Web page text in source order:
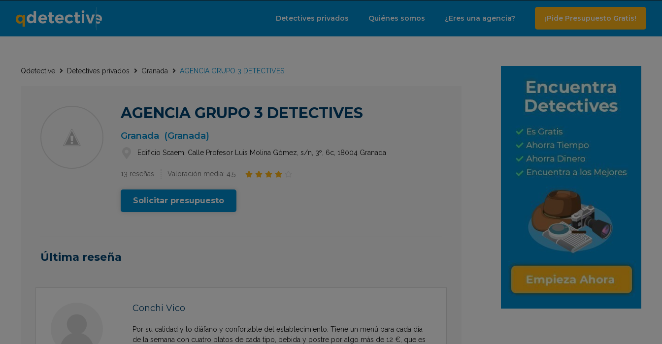
Detectives privados Quiénes somos ¿Eres una agencia? ¡Pide Presupuesto Gratis!
Qdetective Detectives privados Granada AGENCIA GRUPO 3 DETECTIVES
AGENCIA GRUPO 3 DETECTIVES
Granada (Granada)
Edificio Scaem, Calle Profesor Luis Molina Gómez, s/n, 3º, 6c, 18004 Granada
13 reseñas Valoración media: 4,5    
Solicitar presupuesto
Última reseña
Conchi Vico
Por su calidad y lo diáfano y confortable del establecimiento. Tiene un menú para cada día
de la semana con cuatro platos de cada tipo, bebida y postre por algo más de 12 €, que es